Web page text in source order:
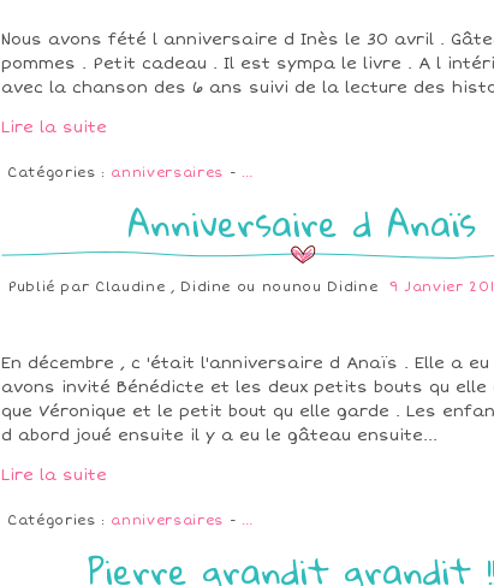
Nous avons fété l anniversaire d Inès le 30 avril .
pommes . Petit cadeau . Il est sympa le livre . A l
avec la chanson des 6 ans suivi de la lecture des
Lire la suite
Catégories : anniversaires - …
Anniversaire d Anaïs
Publié par Claudine , Didine ou nounou Didine 9 Janvier
En décembre , c 'était l'anniversaire d Anaïs . Elle a eu
avons invité Bénédicte et les deux petits bouts qu elle
que Véronique et le petit bout qu elle garde . Les
d abord joué ensuite il y a eu le gâteau ensuite...
Lire la suite
Catégories : anniversaires - …
Pierre grandit grandit